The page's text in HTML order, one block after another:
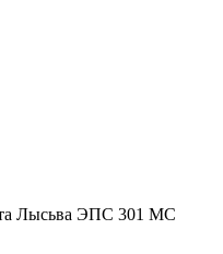
Лысьва ЭПС 301 МС